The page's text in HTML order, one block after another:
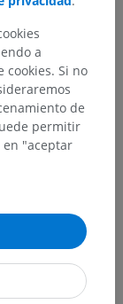
o
a
Si no
de
permitir
en "aceptar